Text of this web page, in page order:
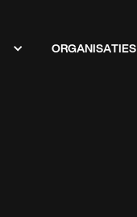
ORGANISATIES